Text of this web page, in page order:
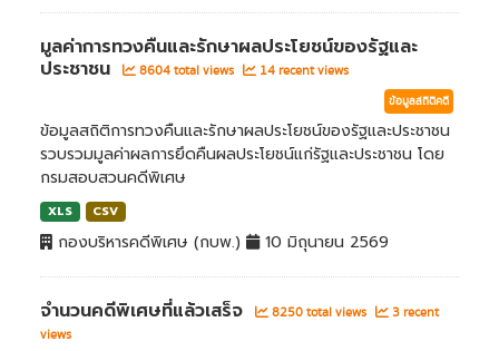
มูลค่าการทวงคืนและรักษาผลประโยชน์ของรัฐและ
ประชาชน
8604 total views 14 recent views
ข้อมูลสถิติคดี
ข้อมูลสถิติการทวงคืนและรักษาผลประโยชน์ของรัฐและประชาชน
รวบรวมมูลค่าผลการยึดคืนผลประโยชน์แก่รัฐและประชาชน โดย
กรมสอบสวนคดีพิเศษ
XLS CSV
กองบริหารคดีพิเศษ (กบพ.) 10 มิถุนายน 2569
จำนวนคดีพิเศษที่แล้วเสร็จ 8250 total views
3 recent
views